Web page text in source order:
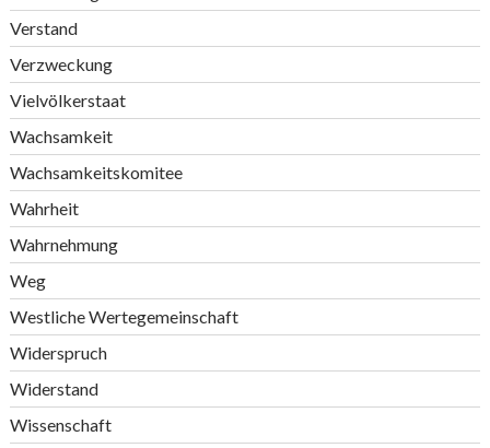
Verstand
Verzweckung
Vielvölkerstaat
Wachsamkeit
Wachsamkeitskomitee
Wahrheit
Wahrnehmung
Weg
Westliche Wertegemeinschaft
Widerspruch
Widerstand
Wissenschaft